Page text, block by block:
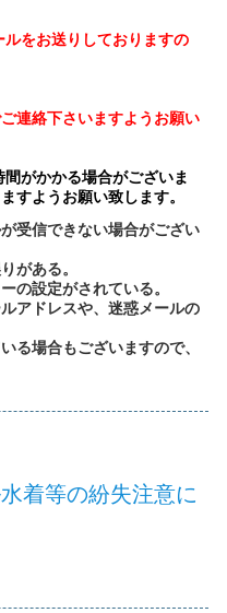
をお送りしておりますの
連絡下さいますようお願い
がかかる場合がございま
すようお願い致します。
受信できない場合がござい
がある。
の設定がされている。
アドレスや、迷惑メールの
る場合もございますので、
着等の紛失注意に